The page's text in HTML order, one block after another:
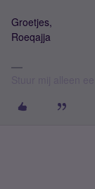
Groetjes,
Roeqajja